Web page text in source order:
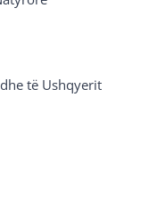
të Ushqyerit